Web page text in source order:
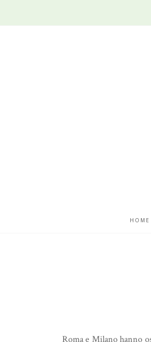
HOME
Roma e Milano hanno